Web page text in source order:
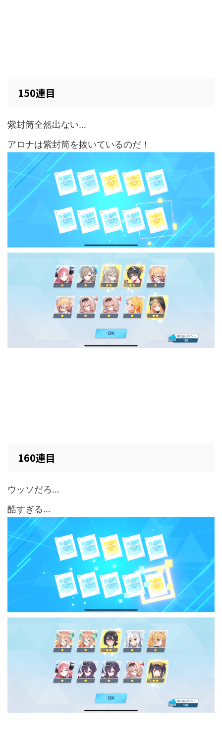
150連目
紫封筒全然出ない…
アロナは紫封筒を抜いているのだ！
160連目
ウッソだろ…
酷すぎる…